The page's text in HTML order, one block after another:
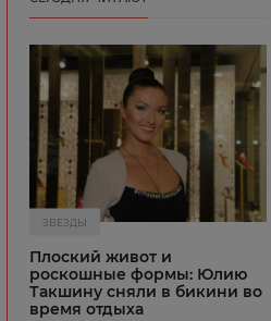
ЗВЕЗДЫ
Плоский живот и
роскошные формы: Юлию
Такшину сняли в бикини во
время отдыха